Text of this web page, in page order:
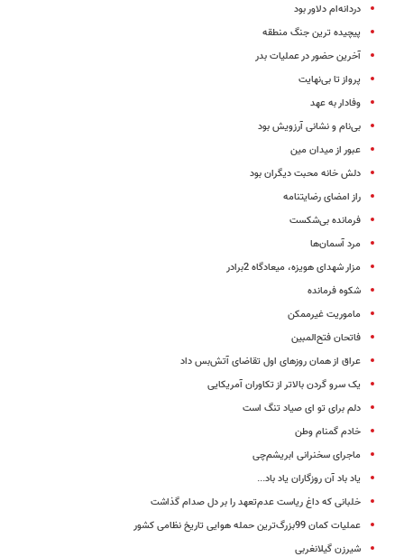
دردانه‌ام دلاور بود
پیچیده ترین جنگ منطقه
آخرین حضور در عملیات بدر
پرواز تا بی‌نهایت
وفادار به عهد
بی‌نام و نشانی آرزویش بود
عبور از میدان مین
دلش خانه محبت دیگران بود
راز امضای رضایتنامه
فرمانده بی‌شکست
مرد آسمان‌ها
مزار شهدای هویزه، میعادگاه 2برادر
شکوه فرمانده
ماموریت غیرممکن
فاتحان فتح‌المبین
عراق از همان روزهای اول تقاضای آتش‌بس داد
یک سرو گردن بالاتر از تکاوران آمریکایی
دلم برای تو ای صیاد تنگ است
خادم گمنام وطن
ماجرای سخنرانی ابریشم‌چی
یاد باد آن روزگاران یاد باد...
خلبانی که داغ ریاست عدم‌تعهد را بر دل صدام گذاشت
عملیات کمان 99بزرگ‌ترین حمله هوایی تاریخ نظامی کشور
شیرزن گیلانغربی